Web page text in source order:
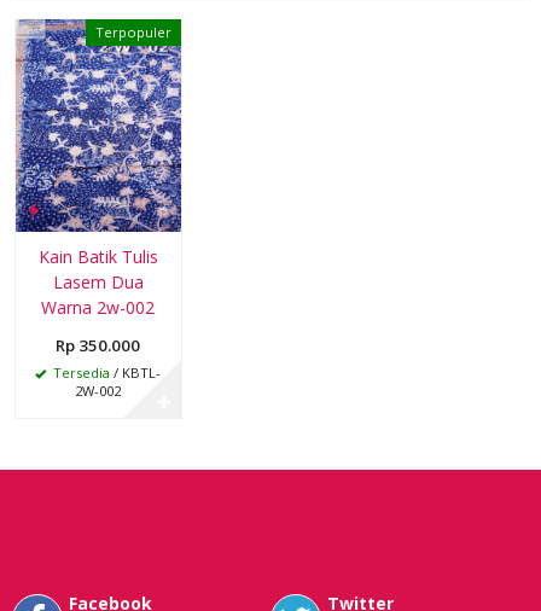
Terpopuler
Kain Batik Tulis
Lasem Dua
Warna 2w-002
Rp 350.000
Tersedia / KBTL-
2W-002
Facebook Twitter